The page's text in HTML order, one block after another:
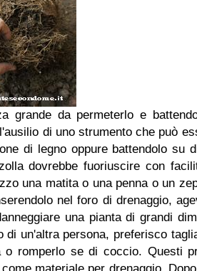
grande da permeterlo e
di uno strumento che può
di legno oppure battendolo su
dovrebbe fuoriuscire con
una matita o una penna o un
nel foro di drenaggio,
una pianta di grandi
di un'altra persona, preferisco
o romperlo se di coccio. Questi